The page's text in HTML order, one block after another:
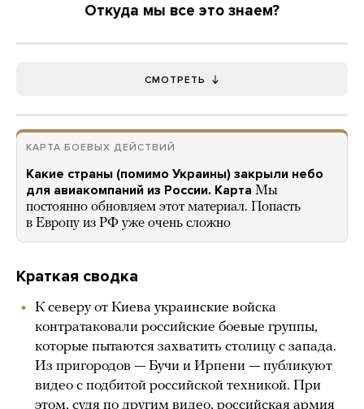
Откуда мы все это знаем?
СМОТРЕТЬ
КАРТА БОЕВЫХ ДЕЙСТВИЙ
Какие страны (помимо Украины) закрыли небо
для авиакомпаний из России. Карта Мы
постоянно обновляем этот материал. Попасть
в Европу из РФ уже очень сложно
Краткая сводка
К северу от Киева украинские войска
контратаковали российские боевые группы,
которые пытаются захватить столицу с запада.
Из пригородов — Бучи и Ирпени — публикуют
видео с подбитой российской техникой. При
этом, судя по другим видео, российская армия